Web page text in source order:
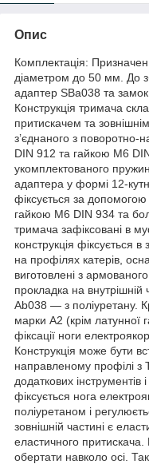
Опис
Комплектація:
діаметром до 50 мм. До
адаптер SBa038 та
Конструкція тримача
притискачем та
з’єднаного з
DIN 912 та гайкою M6
укомплектованого
адаптера у формі 12-
фіксується за
гайкою M6 DIN 934 та
тримача зафіксовані в
конструкція фіксується
на профілях катерів,
виготовлені з
прокладка на внутрішній
Ab038 — з поліуретану.
марки А2 (крім латунної
фіксації ноги
Конструкція може бути
направленому профілі
додаткових
фіксується нога
поліуретаном і
зовнішній частині є
еластичного
обертати навколо осі.